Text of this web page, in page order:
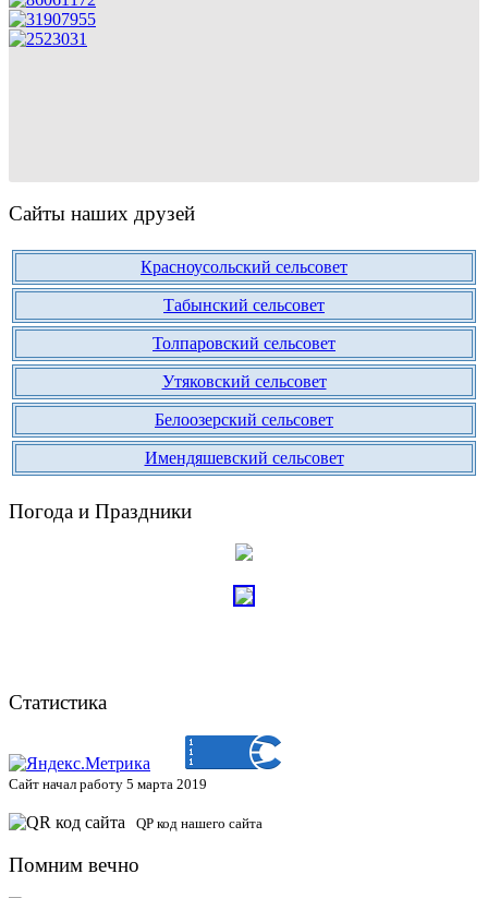
Сайты наших друзей
Красноусольский сельсовет
Табынский сельсовет
Толпаровский сельсовет
Утяковский сельсовет
Белоозерский сельсовет
Имендяшевский сельсовет
Погода и Праздники
Статистика
Сайт начал работу 5 марта 2019
QP код нашего сайта
Помним вечно